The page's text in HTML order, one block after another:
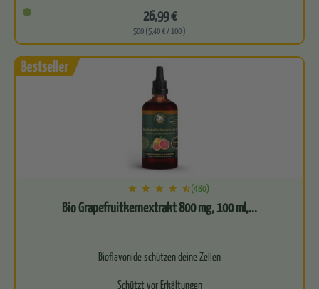
Besonders fein vermahlenes Pulver für eine…
26,99 €
500 (5,40 € / 100 )
(480)
Bio Grapefruitkernextrakt 800 mg, 100 ml,...
Bioflavonide schützen deine Zellen
Schützt vor Erkältungen